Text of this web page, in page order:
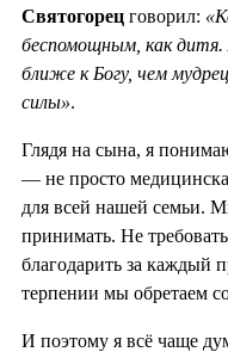
Святогорец говорил:
беспомощным, как дитя.
ближе к Богу, чем
силы».
Глядя на сына, я
— не просто
для всей нашей семьи.
принимать. Не
благодарить за каждый
терпении мы обретаем
И поэтому я всё чаще